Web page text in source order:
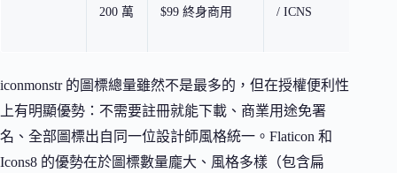
200 萬
$99 終身商用
/ ICNS
iconmonstr 的圖標總量雖然不是最多的，但在授權便利性
上有明顯優勢：不需要註冊就能下載、商業用途免署
名、全部圖標出自同一位設計師風格統一。Flaticon 和
Icons8 的優勢在於圖標數量龐大、風格多樣（包含扁